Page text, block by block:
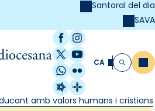
Santoral del dia
SAVA
Facebook
Instagram
X / Twitter
YouTube
WhatsApp
Flickr
Radio Estel
Catalunya
CA Cerca
amb valors humans i cristians